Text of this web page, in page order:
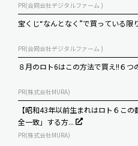
PR(合同会社デジタルファーム )
宝くじ“なんとなく”で買っている限
PR(合同会社デジタルファーム )
８月のロト6はこの方法で買え!!６
PR(株式会社MURA)
【昭和43年以前生まれはロト６こ
全一致」する方...
PR(株式会社MURA)